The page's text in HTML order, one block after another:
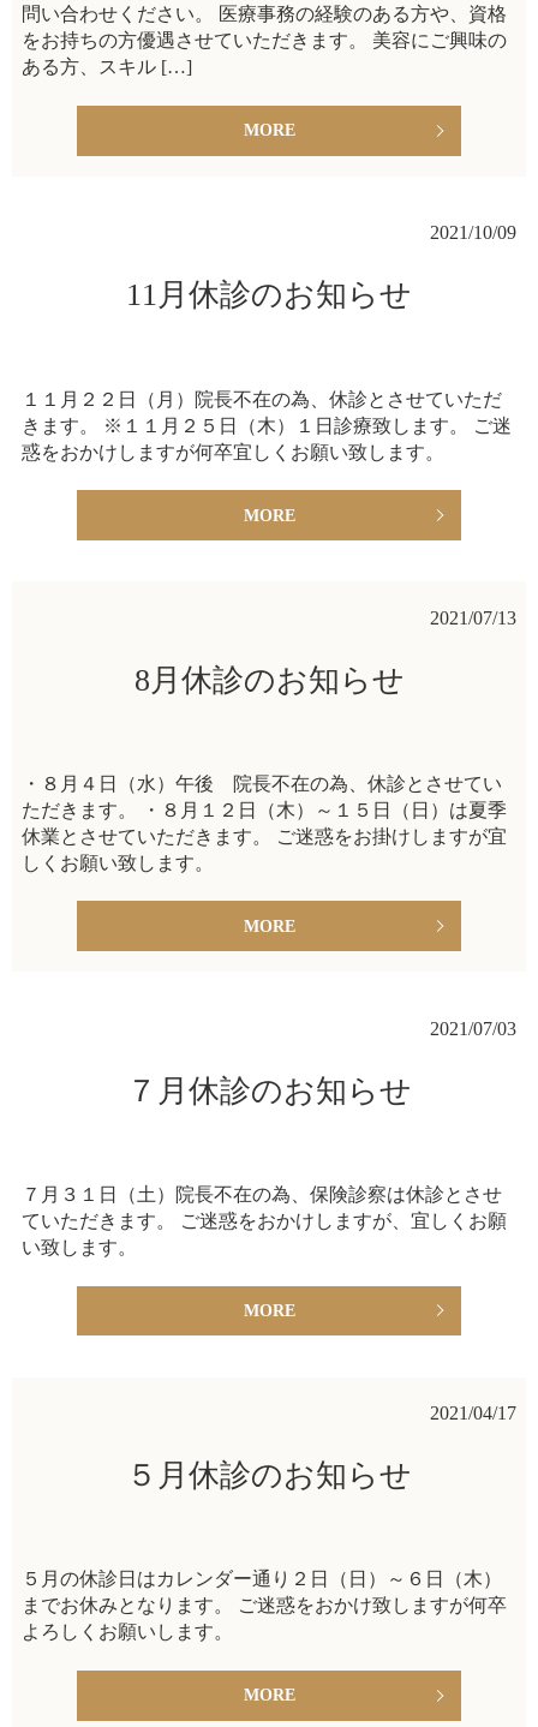
問い合わせください。 医療事務の経験のある方や、資格
をお持ちの方優遇させていただきます。 美容にご興味の
ある方、スキル […]
MORE
2021/10/09
11月休診のお知らせ
１１月２２日（月）院長不在の為、休診とさせていただ
きます。 ※１１月２５日（木）１日診療致します。 ご迷
惑をおかけしますが何卒宜しくお願い致します。
MORE
2021/07/13
8月休診のお知らせ
・８月４日（水）午後 院長不在の為、休診とさせてい
ただきます。 ・８月１２日（木）～１５日（日）は夏季
休業とさせていただきます。 ご迷惑をお掛けしますが宜
しくお願い致します。
MORE
2021/07/03
７月休診のお知らせ
７月３１日（土）院長不在の為、保険診察は休診とさせ
ていただきます。 ご迷惑をおかけしますが、宜しくお願
い致します。
MORE
2021/04/17
５月休診のお知らせ
５月の休診日はカレンダー通り２日（日）～６日（木）
までお休みとなります。 ご迷惑をおかけ致しますが何卒
よろしくお願いします。
MORE